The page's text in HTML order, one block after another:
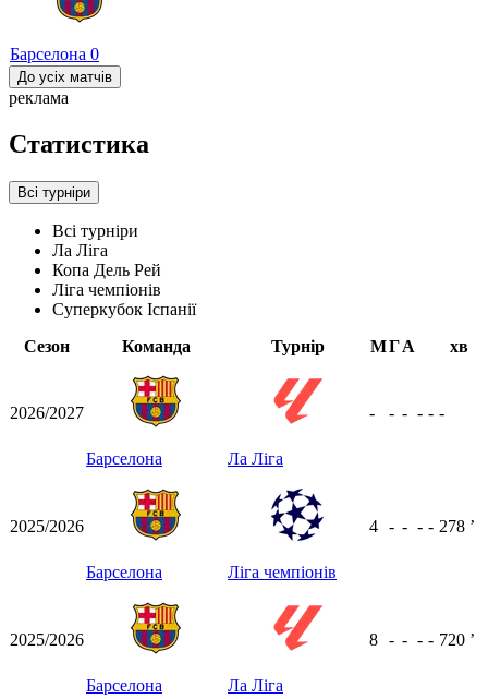
Барселона 0
До усіх матчів
реклама
Статистика
Всі турніри
Всі турніри
Ла Ліга
Копа Дель Рей
Ліга чемпіонів
Суперкубок Іспанії
Сезон
Команда Турнір МГА хв
2026/2027
Барселона Ла Ліга
- - - - - -
2025/2026
Барселона Ліга чемпіонів
4 - - - - 278 ʼ
2025/2026
Барселона Ла Ліга
8 - - - - 720 ʼ